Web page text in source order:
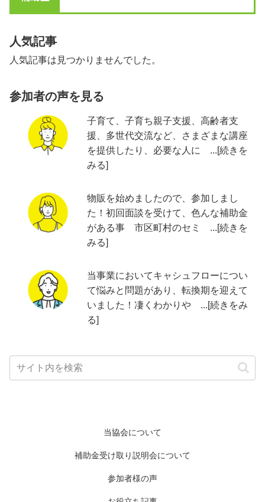
人気記事
人気記事は見つかりませんでした。
参加者の声を見る
子育て、子育ち親子支援、高齢者支
援、多世代交流など、さまざまな講座
を提供したり、必要な人に ...[続きを
みる]
物販を始めましたので、参加しまし
た！初回面談を受けて、色んな補助金
がある事 市区町村のセミ ...[続きを
みる]
当事業においてキャシュフローについ
て悩みと問題があり、転換期を迎えて
いました！凄くわかりや ...[続きをみ
る]
当協会について
補助金受け取り説明会について
参加者様の声